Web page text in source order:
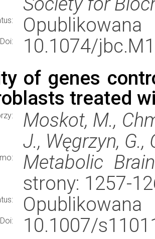
Opublikowana
Doi:
10.1074/
of genes
treated
Moskot, M.,
J., Węgrzyn,
Metabolic
strony: 1257-
Opublikowana
Doi:
10.1007/